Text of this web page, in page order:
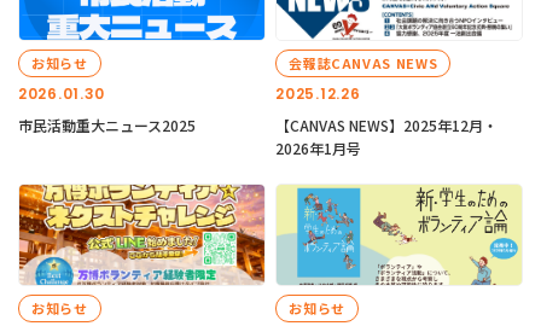
2026.01.30
お知らせ
市民活動重大ニュース2025
2025.12.26
会報誌CANVAS NEWS
【CANVAS NEWS】2025年12月・
2026年1月号
お知らせ お知らせ